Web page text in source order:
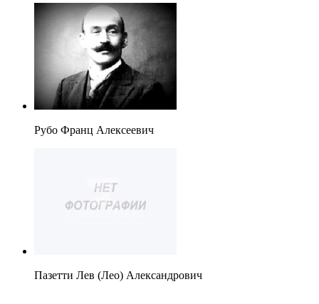
Рубо Франц Алексеевич
Пазетти Лев (Лео) Александрович